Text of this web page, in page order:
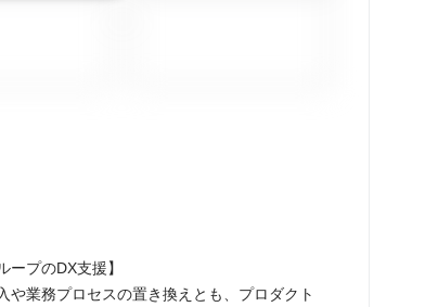
ープのDX支援】
や業務プロセスの置き換えとも、プロダクト